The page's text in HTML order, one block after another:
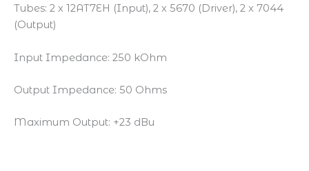
Tubes: 2 x 12AT7EH (Input), 2 x 5670 (Driver), 2 x 7044
(Output)
Input Impedance: 250 kOhm
Output Impedance: 50 Ohms
Maximum Output: +23 dBu